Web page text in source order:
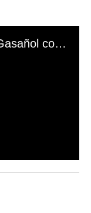
El mal momento de Yanina Gasañol con un hincha argentino en "Subrayado"